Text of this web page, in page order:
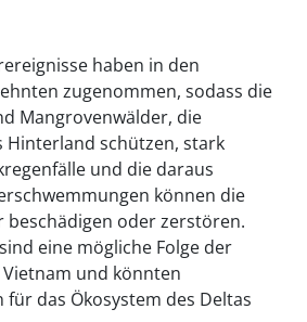
haben in den
zugenommen, sodass die
Mangrovenwälder, die
Hinterland schützen, stark
und die daraus
können die
oder zerstören.
eine mögliche Folge der
und könnten
für das Ökosystem des Deltas